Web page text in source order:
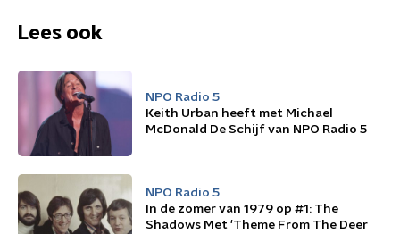
Lees ook
NPO Radio 5
Keith Urban heeft met Michael
McDonald De Schijf van NPO Radio 5
NPO Radio 5
In de zomer van 1979 op #1: The
Shadows Met 'Theme From The Deer